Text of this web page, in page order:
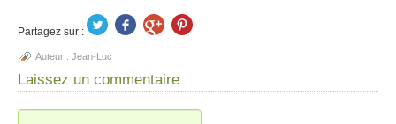
Partagez sur :
Auteur : Jean-Luc
Laissez un commentaire